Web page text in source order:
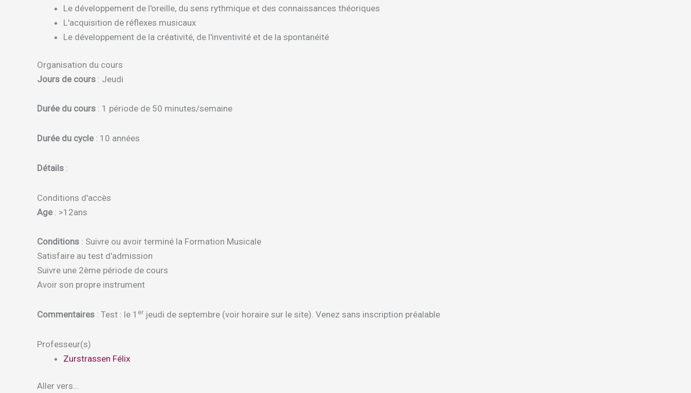
Le développement de l'oreille, du sens rythmique et des connaissances théoriques
L'acquisition de réflexes musicaux
Le développement de la créativité, de l'inventivité et de la spontanéité
Organisation du cours
Jours de cours : Jeudi
Durée du cours : 1 période de 50 minutes/semaine
Durée du cycle: 10 années
Détails :
Conditions d'accès
Age: >12ans
Conditions : Suivre ou avoir terminé la Formation Musicale
Satisfaire au test d'admission
Suivre une 2ème période de cours
Avoir son propre instrument
Commentaires : Test : le 1 er jeudi de septembre (voir horaire sur le site). Venez sans inscription préalable
Professeur(s)
Zurstrassen Félix
Aller vers...